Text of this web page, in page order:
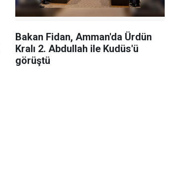
Bakan Fidan, Amman'da Ürdün
Kralı 2. Abdullah ile Kudüs'ü
görüştü